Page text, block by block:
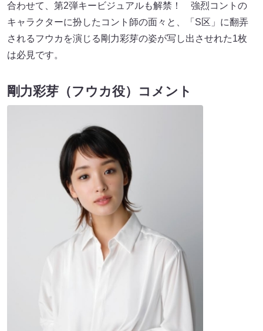
合わせて、第2弾キービジュアルも解禁！ 強烈コントの
キャラクターに扮したコント師の面々と、「S区」に翻弄
されるフウカを演じる剛力彩芽の姿が写し出させれた1枚
は必見です。
剛力彩芽（フウカ役）コメント